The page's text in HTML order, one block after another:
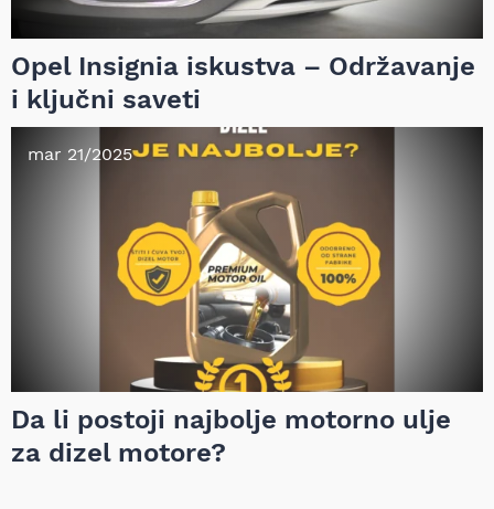
Opel Insignia iskustva – Održavanje
i ključni saveti
mar 21/2025
Da li postoji najbolje motorno ulje
za dizel motore?